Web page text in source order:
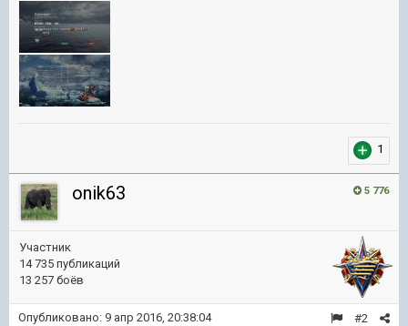
1
5 776
onik63
Участник
14 735 публикаций
13 257 боёв
#2
Опубликовано: 9 апр 2016, 20:38:04